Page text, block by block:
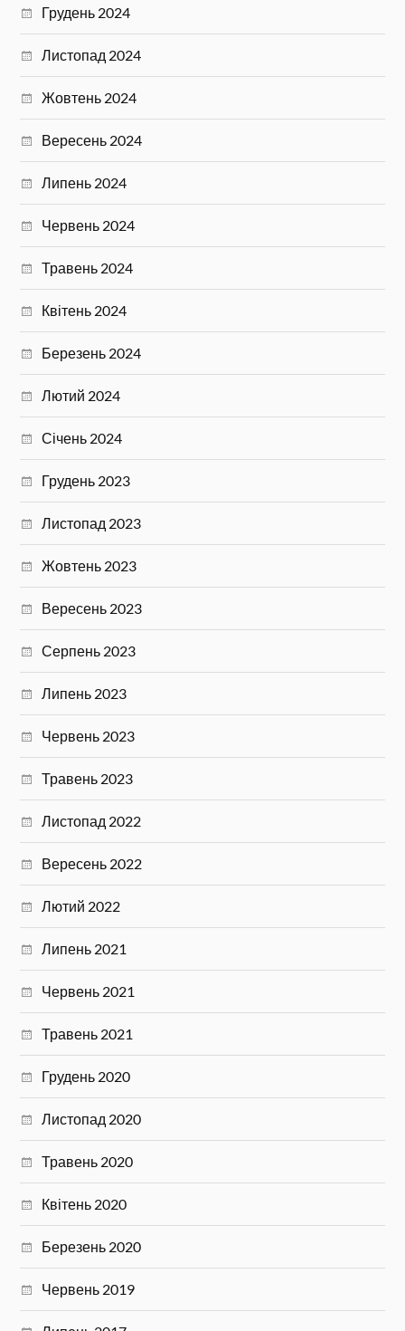
Грудень 2024
Листопад 2024
Жовтень 2024
Вересень 2024
Липень 2024
Червень 2024
Травень 2024
Квітень 2024
Березень 2024
Лютий 2024
Січень 2024
Грудень 2023
Листопад 2023
Жовтень 2023
Вересень 2023
Серпень 2023
Липень 2023
Червень 2023
Травень 2023
Листопад 2022
Вересень 2022
Лютий 2022
Липень 2021
Червень 2021
Травень 2021
Грудень 2020
Листопад 2020
Травень 2020
Квітень 2020
Березень 2020
Червень 2019